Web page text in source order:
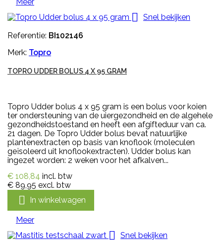
Meer

Snel bekijken
Referentie: BI102146
Merk: Topro
TOPRO UDDER BOLUS 4 X 95 GRAM
Topro Udder bolus 4 x 95 gram is een bolus voor koien
ter ondersteuning van de uiergezondheid en de algehele
gezondheidstoestand en heeft een afgifteduur van ca.
21 dagen. De Topro Udder bolus bevat natuurlijke
plantenextracten op basis van knoflook (moleculen
geïsoleerd uit knoflookextracten). Udder bolus kan
ingezet worden: 2 weken voor het afkalven...
€ 108,84 incl. btw
€ 89,95 excl. btw
 In winkelwagen
Meer

Snel bekijken